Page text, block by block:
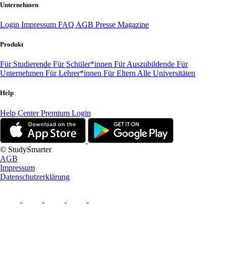
Unternehmen
Login Impressum FAQ AGB Presse Magazine
Produkt
Für Studierende Für Schüler*innen Für Auszubildende Für
Unternehmen Für Lehrer*innen Für Eltern Alle Universitäten
Help
Help CenterPremium Login
© StudySmarter
AGB
Impressum
Datenschutzerklärung